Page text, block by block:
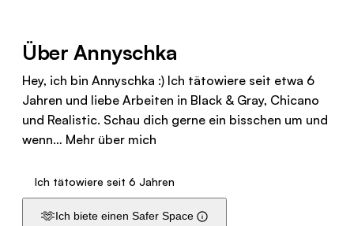
Über Annyschka
Hey, ich bin Annyschka :) Ich tätowiere seit etwa 6
Jahren und liebe Arbeiten in Black & Gray, Chicano
und Realistic. Schau dich gerne ein bisschen um und
wenn… Mehr über mich
Ich tätowiere seit 6 Jahren
🫶Ich biete einen Safer Space